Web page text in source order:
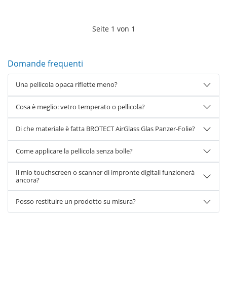
Seite 1 von 1
Domande frequenti
Una pellicola opaca riflette meno?
Cosa è meglio: vetro temperato o pellicola?
Di che materiale è fatta BROTECT AirGlass Glas Panzer-Folie?
Come applicare la pellicola senza bolle?
Il mio touchscreen o scanner di impronte digitali funzionerà
ancora?
Posso restituire un prodotto su misura?